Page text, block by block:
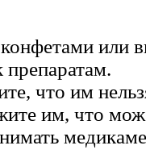
или
препаратам.
что им
им, что